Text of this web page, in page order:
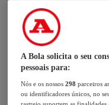
A Bola solicita o seu
pessoais para:
Nós e os nossos298 parceiros
ou identificadores únicos, no